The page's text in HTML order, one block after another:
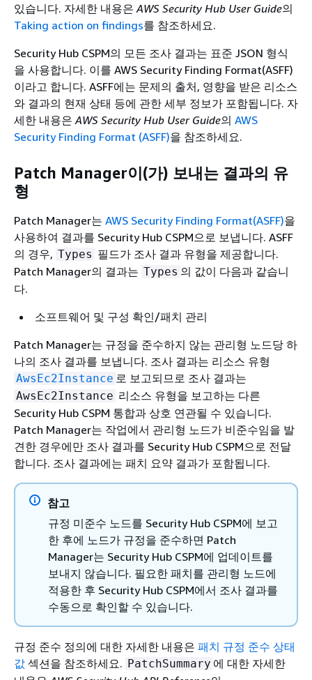
있습니다. 자세한 내용은 AWS Security Hub User Guide의
Taking action on findings를 참조하세요.
Security Hub CSPM의 모든 조사 결과는 표준 JSON 형식
을 사용합니다. 이를 AWS Security Finding Format(ASFF)
이라고 합니다. ASFF에는 문제의 출처, 영향을 받은 리소스
와 결과의 현재 상태 등에 관한 세부 정보가 포함됩니다. 자
세한 내용은 AWS Security Hub User Guide의 AWS
Security Finding Format (ASFF)을 참조하세요.
Patch Manager이(가) 보내는 결과의 유
형
Patch Manager는 AWS Security Finding Format(ASFF)을
사용하여 결과를 Security Hub CSPM으로 보냅니다. ASFF
의 경우, Types 필드가 조사 결과 유형을 제공합니다.
Patch Manager의 결과는 Types 의 값이 다음과 같습니
다.
소프트웨어 및 구성 확인/패치 관리
Patch Manager는 규정을 준수하지 않는 관리형 노드당 하
나의 조사 결과를 보냅니다. 조사 결과는 리소스 유형
AwsEc2Instance 로 보고되므로 조사 결과는
AwsEc2Instance 리소스 유형을 보고하는 다른
Security Hub CSPM 통합과 상호 연관될 수 있습니다.
Patch Manager는 작업에서 관리형 노드가 비준수임을 발
견한 경우에만 조사 결과를 Security Hub CSPM으로 전달
합니다. 조사 결과에는 패치 요약 결과가 포함됩니다.
참고
규정 미준수 노드를 Security Hub CSPM에 보고
한 후에 노드가 규정을 준수하면 Patch
Manager는 Security Hub CSPM에 업데이트를
보내지 않습니다. 필요한 패치를 관리형 노드에
적용한 후 Security Hub CSPM에서 조사 결과를
수동으로 확인할 수 있습니다.
규정 준수 정의에 대한 자세한 내용은 패치 규정 준수 상태
값 섹션을 참조하세요. PatchSummary 에 대한 자세한